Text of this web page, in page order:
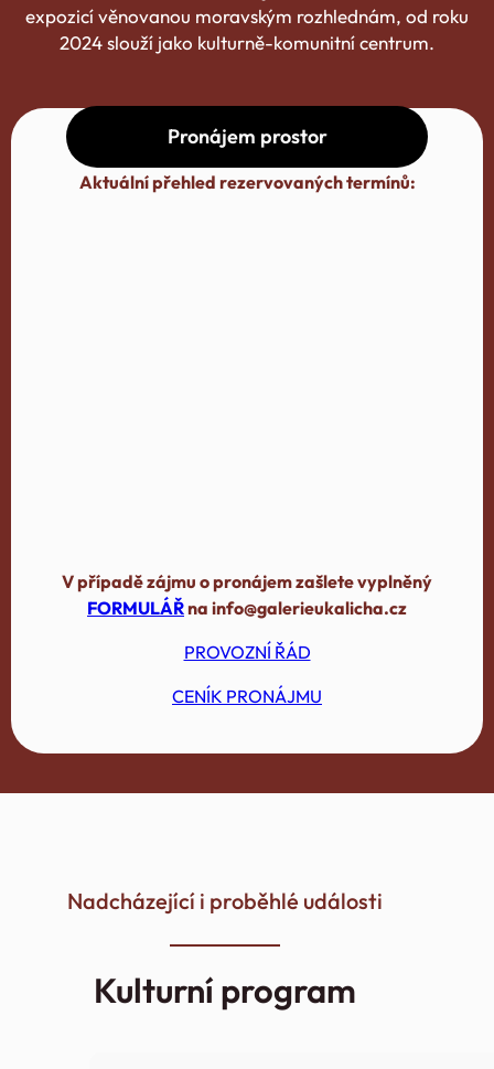
expozicí věnovanou moravským rozhlednám, od roku
2024 slouží jako kulturně-komunitní centrum.
Pronájem prostor
Aktuální přehled rezervovaných termínů:
V případě zájmu o pronájem zašlete vyplněný
FORMULÁŘna info@galerieukalicha.cz
PROVOZNÍ ŘÁD
CENÍK PRONÁJMU
Nadcházející i proběhlé události
Kulturní program